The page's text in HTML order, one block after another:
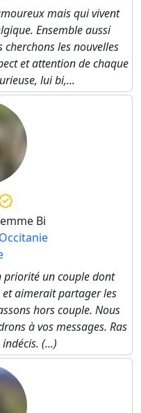
mais qui vivent
Ensemble aussi
les nouvelles
et attention de chaque
lui bi,...
Bi
Occitanie
priorité un couple dont
aimerait partager les
hors couple. Nous
à vos messages. Ras
(...)